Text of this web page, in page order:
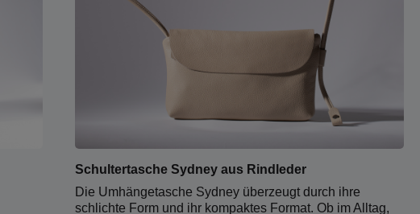
Schultertasche Sydney aus Rindleder
Die Umhängetasche Sydney überzeugt durch ihre
schlichte Form und ihr kompaktes Format. Ob im Alltag,